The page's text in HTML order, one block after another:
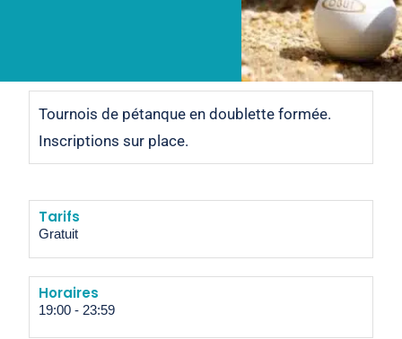
Tournois de pétanque en doublette formée.
Inscriptions sur place.
Tarifs
Gratuit
Horaires
19:00 - 23:59